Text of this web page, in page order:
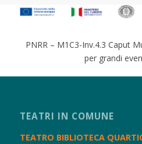
PNRR – M1C3-Inv.4.3 Caput
per grandi
TEATRI IN COMUNE
TEATRO BIBLIOTECA